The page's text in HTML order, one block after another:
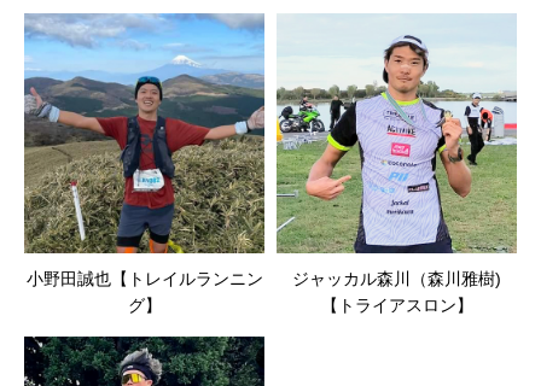
小野田誠也【トレイルランニン
グ】
ジャッカル森川（森川雅樹)
【トライアスロン】